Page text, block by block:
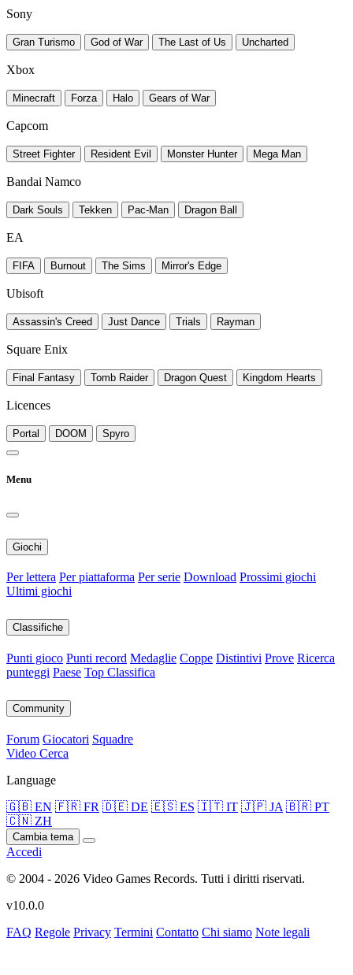
Sony
Gran Turismo God of War The Last of Us Uncharted
Xbox
Minecraft Forza Halo Gears of War
Capcom
Street Fighter Resident Evil Monster Hunter Mega Man
Bandai Namco
Dark Souls Tekken Pac-Man Dragon Ball
EA
FIFA Burnout The Sims Mirror's Edge
Ubisoft
Assassin's Creed Just Dance Trials Rayman
Square Enix
Final Fantasy Tomb Raider Dragon Quest Kingdom Hearts
Licences
Portal DOOM Spyro
Menu
Giochi
Per lettera Per piattaforma Per serie Download Prossimi giochi
Ultimi giochi
Classifiche
Punti gioco Punti record Medaglie Coppe Distintivi Prove Ricerca
punteggi Paese Top Classifica
Community
Forum Giocatori Squadre
Video Cerca
Language
🇬🇧 EN 🇫🇷 FR 🇩🇪 DE 🇪🇸 ES 🇮🇹 IT 🇯🇵 JA 🇧🇷 PT
🇨🇳 ZH
Cambia tema
Accedi
© 2004 - 2026 Video Games Records. Tutti i diritti riservati.
v10.0.0
FAQ Regole Privacy Termini Contatto Chi siamo Note legali